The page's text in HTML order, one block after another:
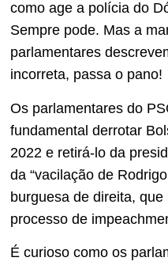
como age a polícia do
Sempre pode. Mas a
parlamentares
incorreta, passa o pano!
Os parlamentares do
fundamental derrotar
2022 e retirá-lo da
da “vacilação de
burguesa de direita,
processo de
É curioso como os